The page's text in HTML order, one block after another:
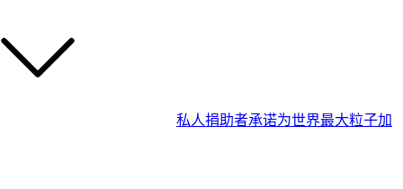
私人捐助者承诺为世界最大粒子加